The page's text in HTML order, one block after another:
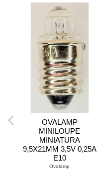
OVALAMP
MINILOUPE
MINIATURA
9,5X21MM 3,5V 0,25A
E10
Ovalamp